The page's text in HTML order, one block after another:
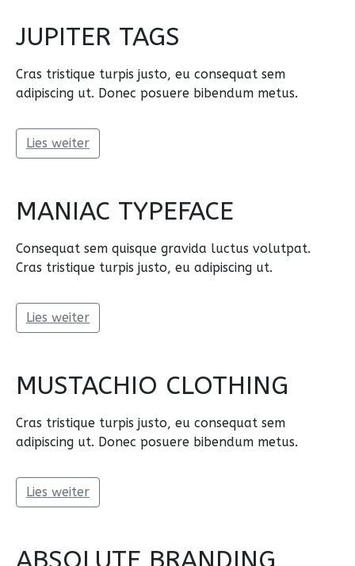
JUPITER TAGS
Cras tristique turpis justo, eu consequat sem
adipiscing ut. Donec posuere bibendum metus.
Lies weiter
MANIAC TYPEFACE
Consequat sem quisque gravida luctus volutpat.
Cras tristique turpis justo, eu adipiscing ut.
Lies weiter
MUSTACHIO CLOTHING
Cras tristique turpis justo, eu consequat sem
adipiscing ut. Donec posuere bibendum metus.
Lies weiter
ABSOLUTE BRANDING